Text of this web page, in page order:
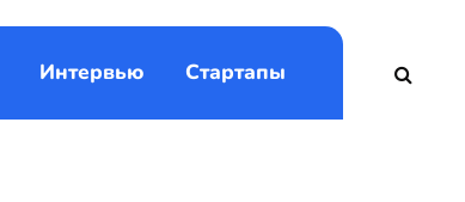
Интервью Стартапы